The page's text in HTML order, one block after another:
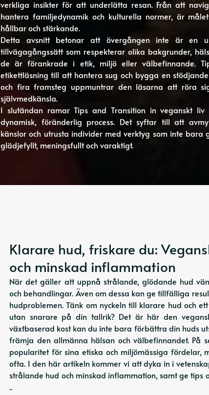
verkliga insikter för att underlätta resan. Från att
hantera familjedynamik och kulturella normer, är
hållbar och stärkande.
Detta avsnitt betonar att övergången inte är en
tillvägagångssätt som respekterar olika bakgrunder,
de är förankrade i etik, miljö eller välbefinnande.
etikettläsning till att hantera sug och bygga en
och fira framsteg uppmuntrar den läsarna att röra
självmedkänsla.
I slutändan ramar Tips and Transition in veganskt
dynamisk, föränderlig process. Det syftar till att
känslor och utrusta individer med verktyg som inte
glädjefyllt, meningsfullt och varaktigt.
Klarare hud, friskare du:
och minskad inflammation
När det gäller att uppnå strålande, glödande hud
och behandlingar. Även om dessa kan ge tillfälliga
hudproblemen. Tänk om nyckeln till klarare hud och
utan snarare på din tallrik? Det är här den
växtbaserad kost kan du inte bara förbättra din huds
främja den allmänna hälsan och välbefinnandet. På
popularitet för sina etiska och miljömässiga fördelar,
ofta. I den här artikeln kommer vi att dyka in i
strålande hud och minskad inflammation, samt ge
..